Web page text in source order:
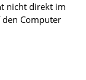
nicht direkt im
Computer